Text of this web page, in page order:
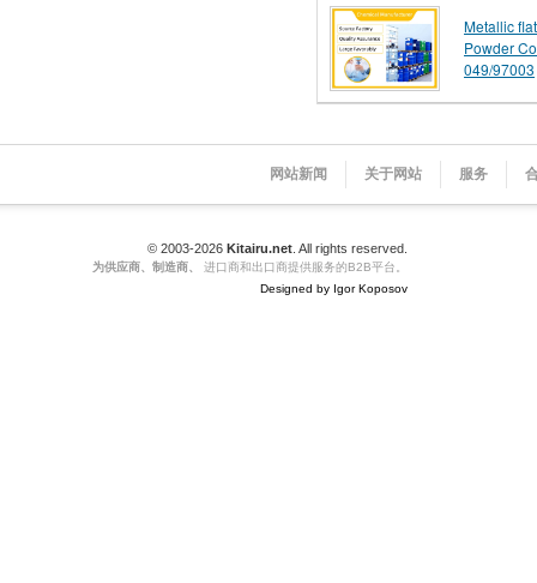
Metallic
Powder
049/97003
网站新闻 关于网站 服务
© 2003-2026 Kitairu.net. All rights reserved.
为供应商、制造商、
进口商和出口商提供服务的B2B平台。
Designed by Igor Koposov